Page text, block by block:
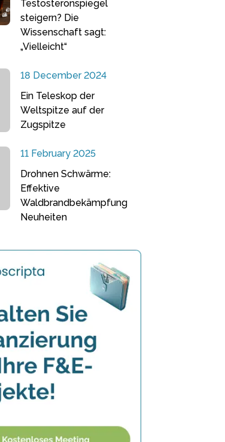
Testosteronspiegel
steigern? Die
Wissenschaft sagt:
„Vielleicht“
18 December 2024
Ein Teleskop der
Weltspitze auf der
Zugspitze
11 February 2025
Drohnen Schwärme:
Effektive
Waldbrandbekämpfung
Neuheiten